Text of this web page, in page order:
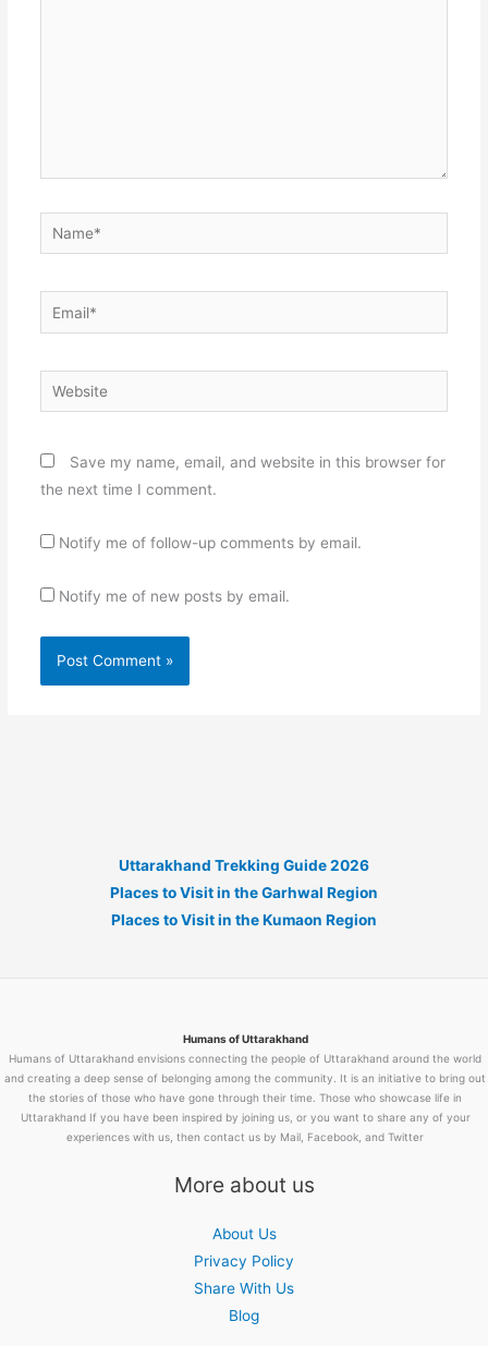
Name*
Email*
Website
Save my name, email, and website in this browser for
the next time I comment.
Notify me of follow-up comments by email.
Notify me of new posts by email.
Uttarakhand Trekking Guide 2026
Places to Visit in the Garhwal Region
Places to Visit in the Kumaon Region
Humans of Uttarakhand
Humans of Uttarakhand envisions connecting the people of Uttarakhand around the world
and creating a deep sense of belonging among the community. It is an initiative to bring out
the stories of those who have gone through their time. Those who showcase life in
Uttarakhand If you have been inspired by joining us, or you want to share any of your
experiences with us, then contact us by Mail, Facebook, and Twitter
More about us
About Us
Privacy Policy
Share With Us
Blog